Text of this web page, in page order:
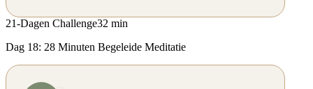
21-Dagen Challenge32 min
Dag 18: 28 Minuten Begeleide Meditatie